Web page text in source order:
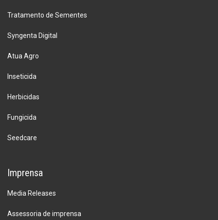
Tratamento de Sementes
Syngenta Digital
Atua Agro
Inseticida
Herbicidas
Fungicida
Seedcare
Imprensa
Media Releases
Assessoria de imprensa